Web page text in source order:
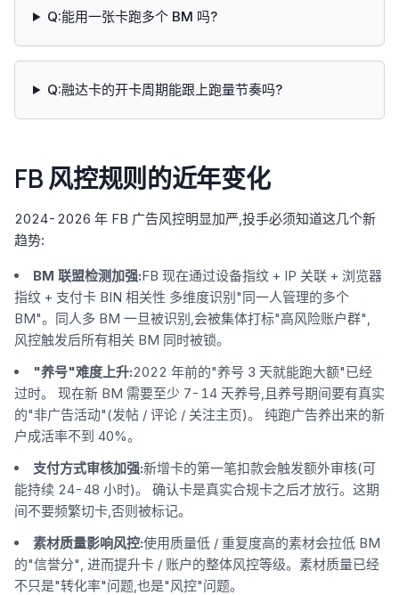
Q:能用一张卡跑多个 BM 吗?
Q:融达卡的开卡周期能跟上跑量节奏吗?
FB 风控规则的近年变化
2024-2026 年 FB 广告风控明显加严,投手必须知道这几个新
趋势:
BM 联盟检测加强:FB 现在通过设备指纹 + IP 关联 + 浏览器
指纹 + 支付卡 BIN 相关性 多维度识别"同一人管理的多个
BM"。同人多 BM 一旦被识别,会被集体打标"高风险账户群",
风控触发后所有相关 BM 同时被锁。
"养号"难度上升:2022 年前的"养号 3 天就能跑大额"已经
过时。 现在新 BM 需要至少 7-14 天养号,且养号期间要有真实
的"非广告活动"(发帖 / 评论 / 关注主页)。 纯跑广告养出来的新
户成活率不到 40%。
支付方式审核加强:新增卡的第一笔扣款会触发额外审核(可
能持续 24-48 小时)。 确认卡是真实合规卡之后才放行。这期
间不要频繁切卡,否则被标记。
素材质量影响风控:使用质量低 / 重复度高的素材会拉低 BM
的"信誉分", 进而提升卡 / 账户的整体风控等级。素材质量已经
不只是"转化率"问题,也是"风控"问题。